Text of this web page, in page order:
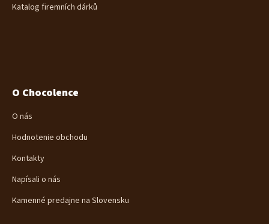
Katalog firemních dárků
O Chocolence
O nás
Hodnotenie obchodu
Kontakty
Napísali o nás
Kamenné predajne na Slovensku